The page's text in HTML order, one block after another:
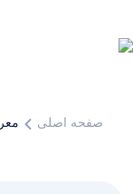
صفحه اصلی